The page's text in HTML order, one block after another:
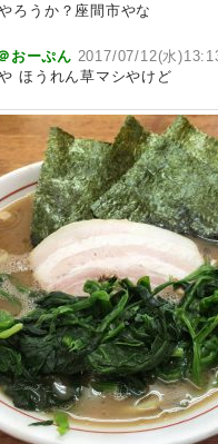
ろうか？座間市やな
おーぷん 2017/07/12(水
ほうれん草マシやけど